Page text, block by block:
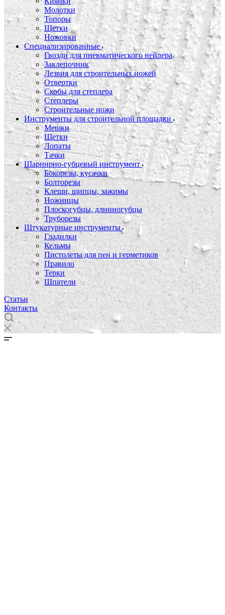
Молотки
Топоры
Щетки
Ножовки
Специализированные
Гвозди для пневматического нейлера
Заклепочник
Лезвия для строительных ножей
Отвертки
Скобы для степлера
Степлеры
Строительные ножи
Инструменты для строительной площадки
Мешки
Щетки
Лопаты
Тачки
Шарнирно-губцевый инструмент
Бокорезы, кусачки
Болторезы
Клещи, щипцы, зажимы
Ножницы
Плоскогубцы, длинногубцы
Труборезы
Штукатурные инструменты
Гладилки
Кельмы
Пистолеты для пен и герметиков
Правило
Терки
Шпатели
Статьи
Контакты